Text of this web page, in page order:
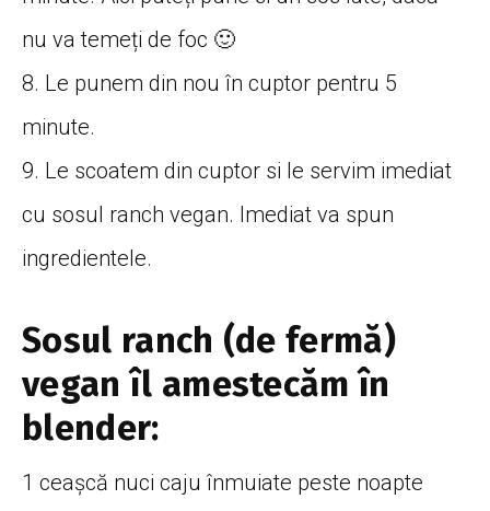
nu va temeți de foc 🙂
8. Le punem din nou în cuptor pentru 5
minute.
9. Le scoatem din cuptor si le servim imediat
cu sosul ranch vegan. Imediat va spun
ingredientele.
Sosul ranch (de fermă)
vegan îl amestecăm în
blender:
1 ceașcă nuci caju înmuiate peste noapte